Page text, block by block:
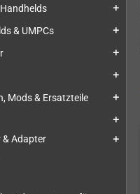
add
& UMPCs add
add
add
Mods & Ersatzteile add
add
& Adapter add